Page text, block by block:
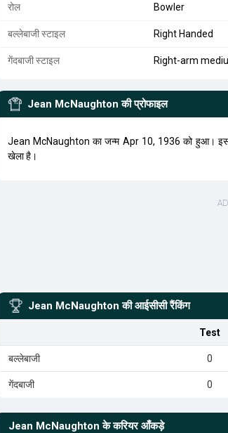
रोल Bowler
बल्लेबाजी स्टाइल Right Handed
गेंदबाजी स्टाइल Right-arm
Jean McNaughton की प्रोफाइल
Jean McNaughton का जन्म Apr 10, 1936 को हुआ।
खेला है।
Jean McNaughton की आईसीसी रैंकिंग
Test
बल्लेबाजी 0
गेंदबाजी 0
Jean McNaughton के करियर आँकड़े